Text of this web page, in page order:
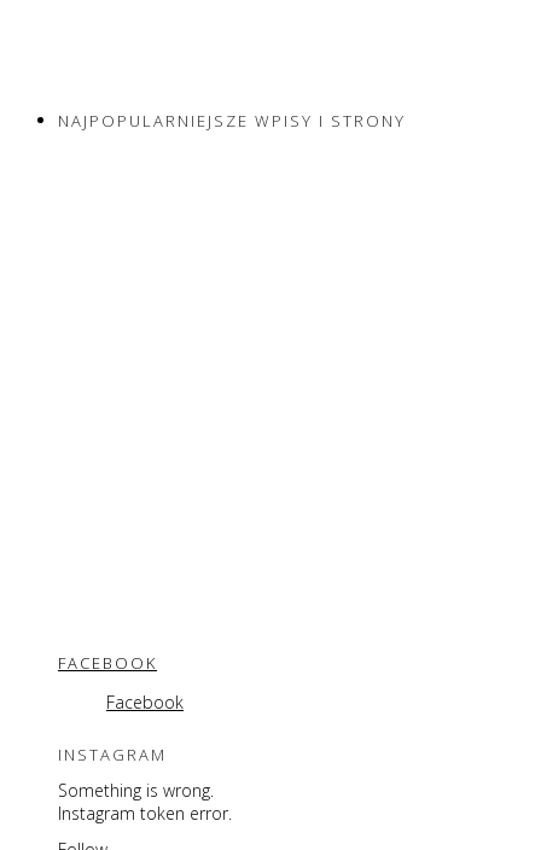
NAJPOPULARNIEJSZE WPISY I STRONY
FACEBOOK
Facebook
INSTAGRAM
Something is wrong.
Instagram token error.